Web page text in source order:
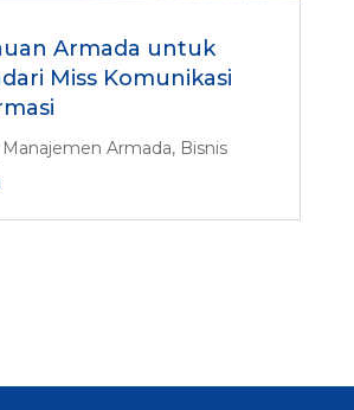
Armada untuk
Miss Komunikasi
Manajemen Armada, Bisnis